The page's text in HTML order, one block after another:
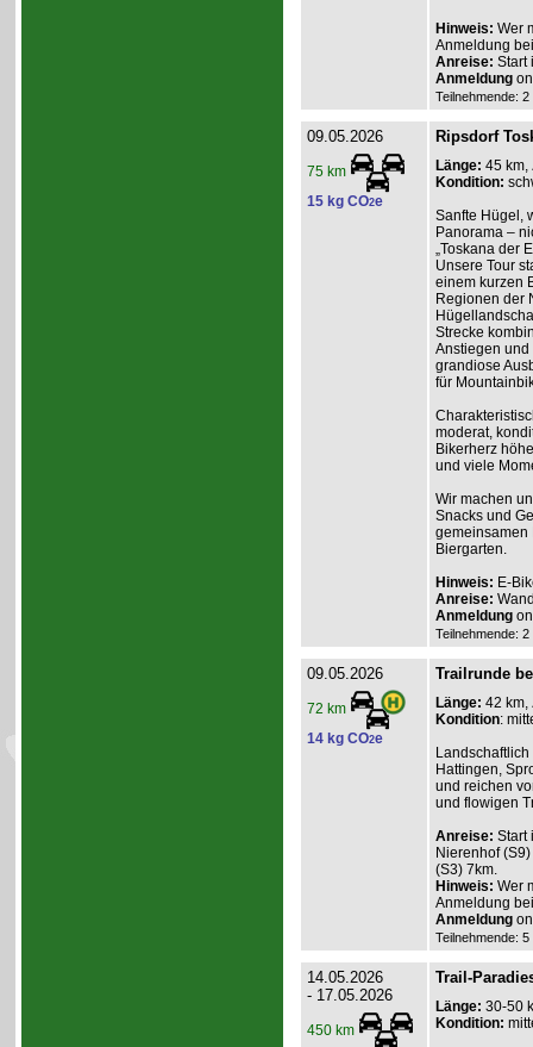
Hinweis: Wer
Anmeldung
Anreise: Start
Anmeldung
Teilnehmende:
09.05.2026
75 km
15 kg CO2e
Ripsdorf
Länge: 45 km,
Kondition:
Sanfte Hügel,
Panorama –
„Toskana der
Unsere Tour
einem kurzen
Regionen der
Strecke
Anstiegen
grandiose
für
moderat,
Bikerherz
und viele
Wir machen
Snacks und
gemeinsamen
Biergarten.
Hinweis: E-
Anreise:
Anmeldung
Teilnehmende:
09.05.2026
72 km
14 kg CO2e
Trailrunde
Länge: 42 km,
Kondition:
Hattingen,
und reichen
und flowigen
Anreise: Start
Nierenhof
(S3) 7km.
Hinweis: Wer
Anmeldung
Anmeldung
Teilnehmende:
14.05.2026
- 17.05.2026
450 km
Trail-
Länge: 30-50
Kondition: